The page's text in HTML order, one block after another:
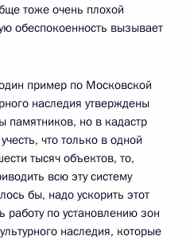
тоже очень плохой
обеспокоенность вызывает
пример по Московской
наследия утверждены
памятников, но в кадастр
что только в одной
тысяч объектов, то,
всю эту систему
бы, надо ускорить этот
по установлению зон
наследия, которые